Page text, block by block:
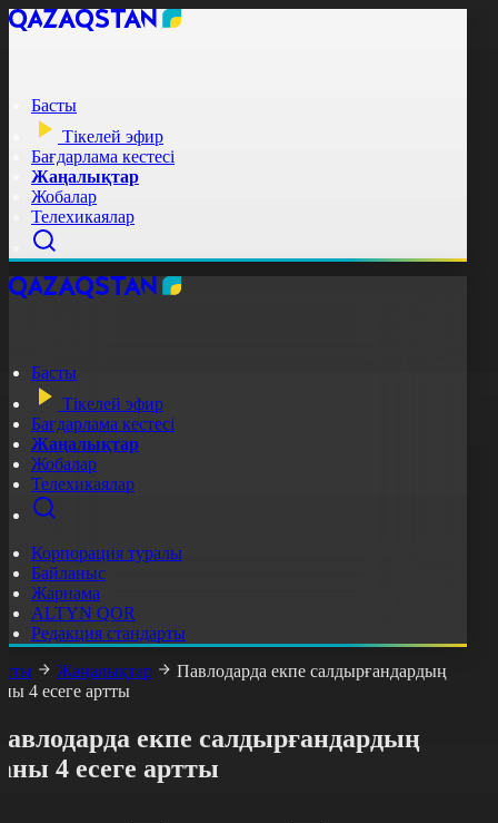
Басты
Тікелей эфир
Бағдарлама кестесі
Жаңалықтар
Жобалар
Телехикаялар
Басты
Тікелей эфир
Бағдарлама кестесі
Жаңалықтар
Жобалар
Телехикаялар
Корпорация туралы
Байланыс
Жарнама
ALTYN QOR
Редакция стандарты
Жаңалықтар
Павлодарда екпе салдырғандардың
4 есеге артты
екпе салдырғандардың
4 есеге артты